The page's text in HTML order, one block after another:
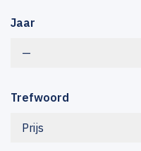
Jaar
—
Trefwoord
Prijs